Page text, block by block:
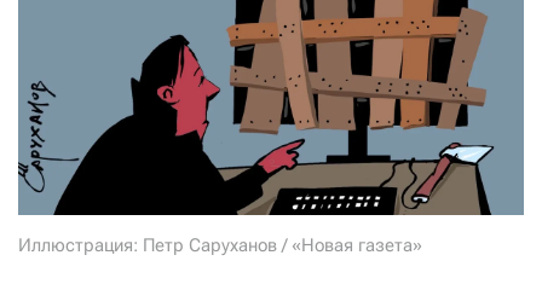
Иллюстрация: Петр Саруханов / «Новая газета»
ПОДЕЛИТЬСЯ С ДРУЗЬЯМИ
Если у вас есть вопросы, пишите donate@novayagazeta.ru или
звоните:
+7 (929) 612-03-68